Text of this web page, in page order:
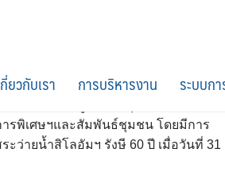
ยวกับเรา การบริหารงาน ระบบก
ารพิเศษฯและสัมพันธ์ชุมชน โดยมีการ
ว่ายน้ำสิโลอัมฯ รังษี 60 ปี เมื่อวันที่ 31